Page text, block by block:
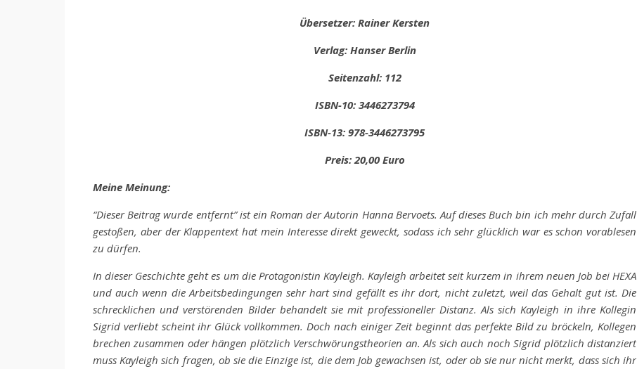
Übersetzer: Rainer Kersten
Verlag: Hanser Berlin
Seitenzahl: 112
ISBN-10: ‎3446273794
ISBN-13: 978-3446273795
Preis: 20,00 Euro
Meine Meinung:
“Dieser Beitrag wurde entfernt” ist ein Roman der Autorin Hanna Bervoets. Auf dieses Buch bin ich mehr durch Zufall
gestoßen, aber der Klappentext hat mein Interesse direkt geweckt, sodass ich sehr glücklich war es schon vorablesen
zu dürfen.
In dieser Geschichte geht es um die Protagonistin Kayleigh. Kayleigh arbeitet seit kurzem in ihrem neuen Job bei HEXA
und auch wenn die Arbeitsbedingungen sehr hart sind gefällt es ihr dort, nicht zuletzt, weil das Gehalt gut ist. Die
schrecklichen und verstörenden Bilder behandelt sie mit professioneller Distanz. Als sich Kayleigh in ihre Kollegin
Sigrid verliebt scheint ihr Glück vollkommen. Doch nach einiger Zeit beginnt das perfekte Bild zu bröckeln, Kollegen
brechen zusammen oder hängen plötzlich Verschwörungstheorien an. Als sich auch noch Sigrid plötzlich distanziert
muss Kayleigh sich fragen, ob sie die Einzige ist, die dem Job gewachsen ist, oder ob sie nur nicht merkt, dass sich ihr